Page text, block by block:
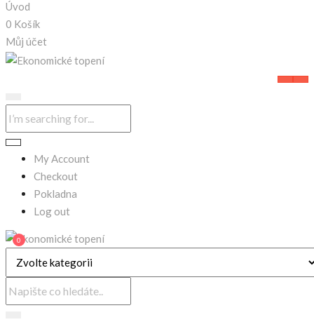
Úvod
0 Košík
Můj účet
My Account
Checkout
Pokladna
Log out
0